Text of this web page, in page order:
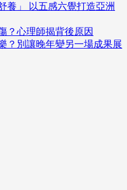
養」 以五感六覺打造亞洲
？心理師揭背後原因
？別讓晚年變另一場成果展